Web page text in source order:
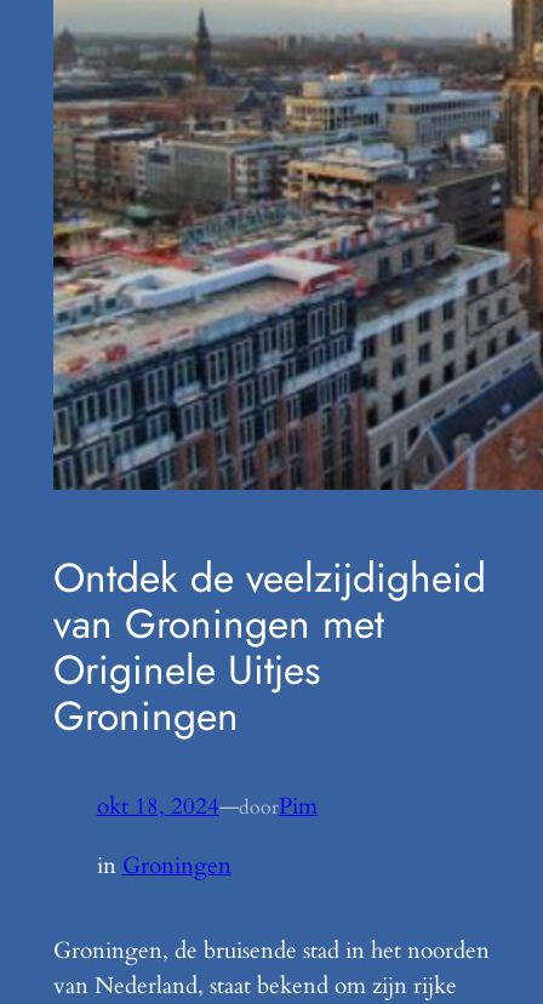
Ontdek de veelzijdigheid
van Groningen met
Originele Uitjes
Groningen
okt 18, 2024—doorPim
in Groningen
Groningen, de bruisende stad in het noorden
van Nederland, staat bekend om zijn rijke